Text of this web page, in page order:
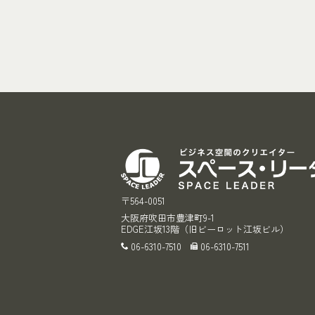
〒564-0051
大阪府吹田市豊津町9-1
EDGE江坂13階（旧ビーロット江坂ビル）
06-6310-7510
06-6310-7511